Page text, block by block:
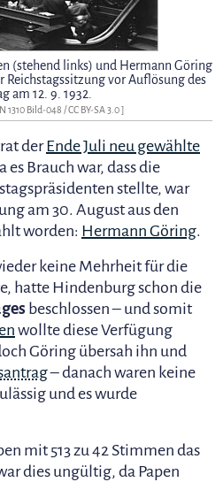
(stehend links) und Hermann Göring
Reichstagssitzung vor Auflösung des
am 12. 9. 1932.
1310 Bild-048 /CC BY-SA 3.0]
derEnde Juli neu gewählte
es Brauch war, dass die
stellte, war
am 30. August aus den
worden: Hermann Göring.
keine Mehrheit für die
hatte Hindenburg schon die
beschlossen – und somit
wollte diese Verfügung
Göring übersah ihn und
– danach waren keine
und es wurde
mit 513 zu 42 Stimmen das
dies ungültig, da Papen